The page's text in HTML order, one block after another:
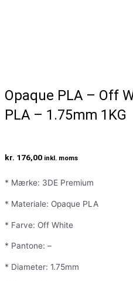
Opaque PLA – Off
PLA – 1.75mm 1KG
kr. 176,00 inkl. moms
* Mærke: 3DE Premium
* Materiale: Opaque PLA
* Farve: Off White
* Pantone: –
* Diameter: 1.75mm